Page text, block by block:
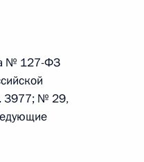
Налогового
№ 127-ФЗ
3977; № 29,